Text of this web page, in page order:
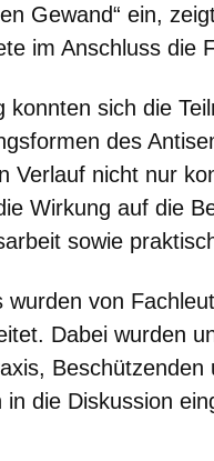
Gewand“ ein,
im Anschluss die
konnten sich die
des
Verlauf nicht nur
Wirkung auf die
sowie
wurden von
Dabei wurden
in die Diskussion